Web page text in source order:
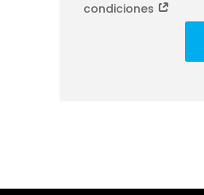
condiciones